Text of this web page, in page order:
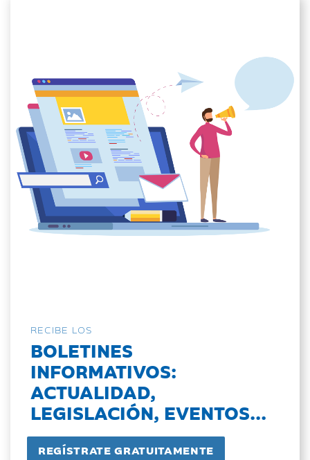
RECIBE LOS
BOLETINES
INFORMATIVOS:
ACTUALIDAD,
LEGISLACIÓN, EVENTOS...